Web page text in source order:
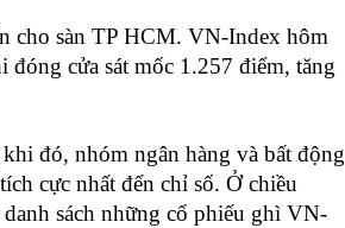
cho sàn TP HCM. VN-Index hôm
cửa sát mốc 1.257 điểm, tăng
đó, nhóm ngân hàng và bất động
cực nhất đến chỉ số. Ở chiều
sách những cổ phiếu ghì VN-